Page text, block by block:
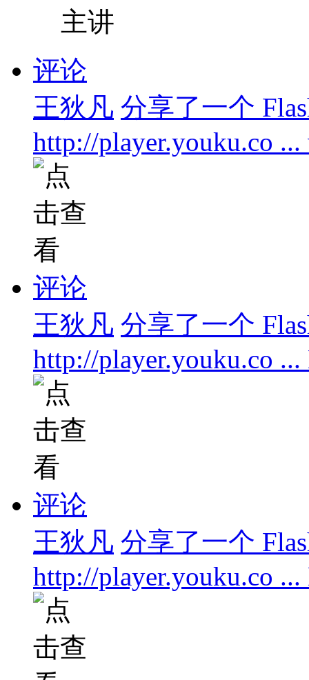
主讲
评论
王狄凡 分享了一个
http://player.youku.co
评论
王狄凡 分享了一个
http://player.youku.co
评论
王狄凡 分享了一个
http://player.youku.co